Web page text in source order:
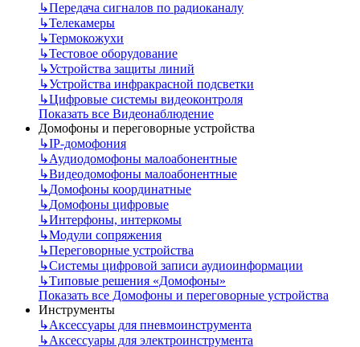
↳Передача сигналов по радиоканалу
↳Телекамеры
↳Термокожухи
↳Тестовое оборудование
↳Устройства защиты линий
↳Устройства инфракрасной подсветки
↳Цифровые системы видеоконтроля
Показать все Видеонаблюдение
Домофоны и переговорные устройства
↳IP-домофония
↳Аудиодомофоны малоабонентные
↳Видеодомофоны малоабонентные
↳Домофоны координатные
↳Домофоны цифровые
↳Интерфоны, интеркомы
↳Модули сопряжения
↳Переговорные устройства
↳Системы цифровой записи аудиоинформации
↳Типовые решения «Домофоны»
Показать все Домофоны и переговорные устройства
Инструменты
↳Аксессуары для пневмоинструмента
↳Аксессуары для электроинструмента